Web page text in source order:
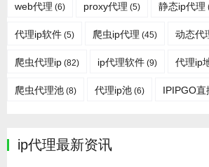
web代理 (6) proxy代理 (5) 静态ip代理
代理ip软件 (5) 爬虫ip代理 (45) 动态代
爬虫代理ip (82) ip代理软件 (9) 代理ip
爬虫代理池 (8) 代理ip池 (6) IPIPGO直
ip代理最新资讯